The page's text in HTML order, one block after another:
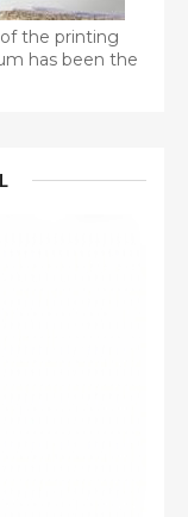
the printing
has been the